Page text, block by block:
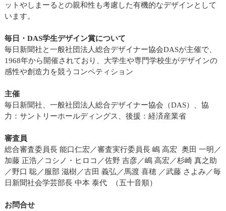
ットやしまーるとの親和性も考慮した有機的なデザインとして
います。
毎日・DAS学生デザイン賞について
毎日新聞社と一般社団法人総合デザイナー協会DASが主催で、
1968年から開催されており、大学生や専門学校生がデザインの
感性や創造力を競うコンペティション
主催
毎日新聞社、一般社団法人総合デザイナー協会（DAS）、協
力：サントリーホールディングス、後援：経済産業省
審査員
総合審査委員長 能口仁宏／審査実行委員長 嶋 高宏 奥田 一明／
加藤 正浩／コシノ・ヒロコ／佐野 吉彦／嶋 高宏／杉崎 真之助
／野口 聡／服部 滋樹／古田 義弘／馬渡 喜穂 ／武藤 さよみ／毎
日新聞社会学芸部長 中本 泰代 （五十音順）
お問合せ